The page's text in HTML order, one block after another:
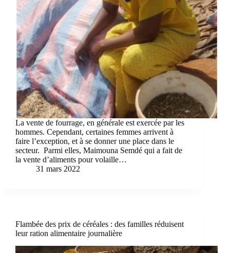
La vente de fourrage, en générale est exercée par les
hommes. Cependant, certaines femmes arrivent à
faire l’exception, et à se donner une place dans le
secteur. Parmi elles, Maimouna Semdé qui a fait de
la vente d’aliments pour volaille…
31 mars 2022
Flambée des prix de céréales : des familles réduisent
leur ration alimentaire journalière